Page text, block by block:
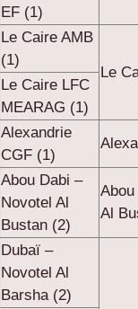
EF (1)
Le Caire AMB
(1)
Le
Le Caire LFC
MEARAG (1)
Alexandrie
CGF (1)
Abou Dabi –
Novotel Al
Bustan (2)
Al
Dubaï –
Novotel Al
Barsha (2)